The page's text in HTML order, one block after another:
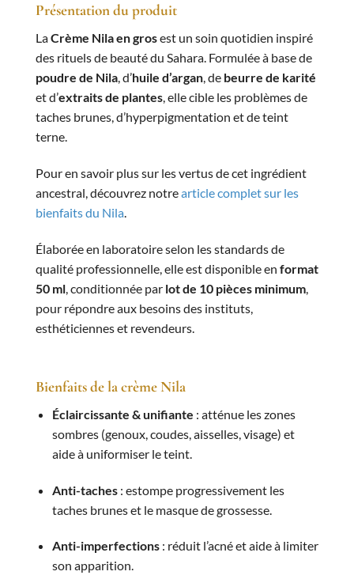
Présentation du produit
LaCrème Nila en grosest un soin quotidien inspiré
des rituels de beauté du Sahara. Formulée à base de
poudre de Nila, d’huile d’argan, de beurre de karité
et d’extraits de plantes, elle cible les problèmes de
taches brunes, d’hyperpigmentation et de teint
terne.
Pour en savoir plus sur les vertus de cet ingrédient
ancestral, découvrez notrearticle complet sur les
bienfaits du Nila
Élaborée en laboratoire selon les standards de
qualité professionnelle, elle est disponible en format
50 ml , conditionnée par lot de 10 pièces minimum
pour répondre aux besoins des instituts,
esthéticiennes et revendeurs.
Bienfaits de la crème Nila
Éclaircissante & unifiante : atténue les zones
sombres (genoux, coudes, aisselles, visage) et
aide à uniformiser le teint.
Anti-taches: estompe progressivement les
taches brunes et le masque de grossesse.
Anti-imperfections: réduit l’acné et aide à limiter
son apparition.